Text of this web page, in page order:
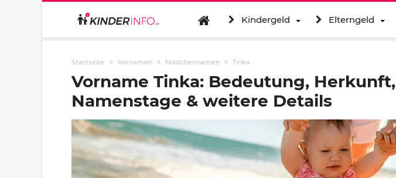
Kindergeld Elterngeld
Startseite Vornamen Mädchennamen Tinka
Vorname Tinka: Bedeutung, Herkunft,
Namenstage & weitere Details